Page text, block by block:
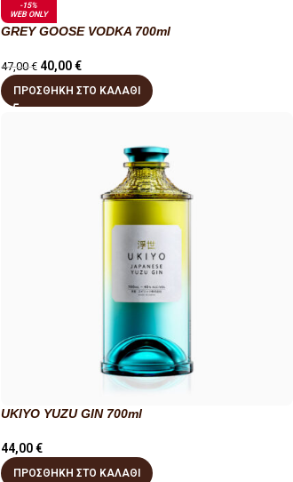
-15%
WEB ONLY
GREY GOOSE VODKA 700ml
47,00€ 40,00€
ΠΡΟΣΘΉΚΗ ΣΤΟ ΚΑΛΆΘΙ
UKIYO YUZU GIN 700ml
44,00€
ΠΡΟΣΘΉΚΗ ΣΤΟ ΚΑΛΆΘΙ